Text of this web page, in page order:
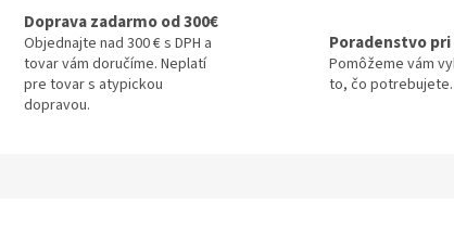
Doprava zadarmo od 300€
Objednajte nad 300 € s DPH a
tovar vám doručíme. Neplatí
pre tovar s atypickou
dopravou.
Poradenstvo
Pomôžeme vám
to, čo potrebujete.